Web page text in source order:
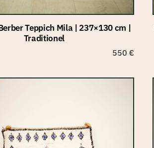
Teppich Mila | 237×130 cm |
Traditionel
550 €